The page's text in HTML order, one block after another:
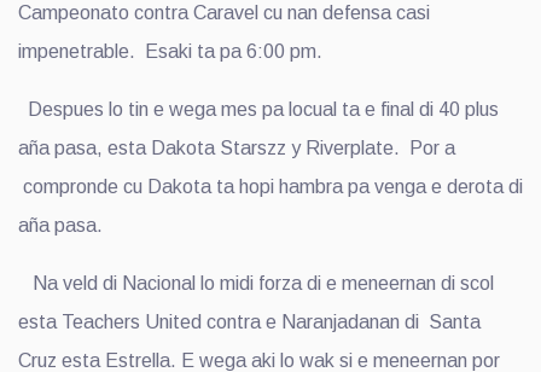
Campeonato contra Caravel cu nan defensa casi
impenetrable. Esaki ta pa 6:00 pm.
Despues lo tin e wega mes pa locual ta e final di 40 plus
aña pasa, esta Dakota Starszz y Riverplate. Por a
compronde cu Dakota ta hopi hambra pa venga e derota di
aña pasa.
Na veld di Nacional lo midi forza di e meneernan di scol
esta Teachers United contra e Naranjadanan di Santa
Cruz esta Estrella. E wega aki lo wak si e meneernan por